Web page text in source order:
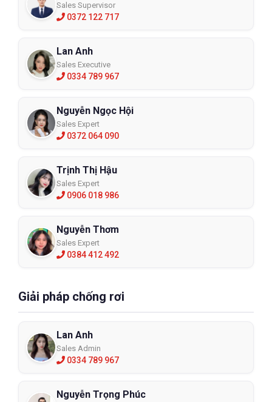
Sales Supervisor
0372 122 717
Lan Anh
Sales Executive
0334 789 967
Nguyễn Ngọc Hội
Sales Expert
0372 064 090
Trịnh Thị Hậu
Sales Expert
0906 018 986
Nguyễn Thơm
Sales Expert
0384 412 492
Giải pháp chống rơi
Lan Anh
Sales Admin
0334 789 967
Nguyễn Trọng Phúc